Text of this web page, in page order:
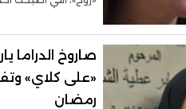
صاروخ الدراما
«على كلاي»
رمضان